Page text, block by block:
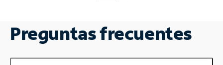
Preguntas frecuentes